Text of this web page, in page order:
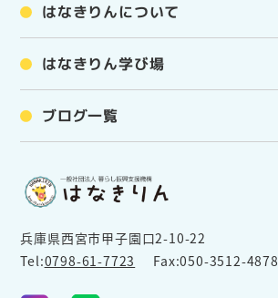
はなきりんについて
はなきりん学び場
ブログ一覧
兵庫県西宮市甲子園口2-10-22
Tel:0798-61-7723 Fax:050-3512-4878